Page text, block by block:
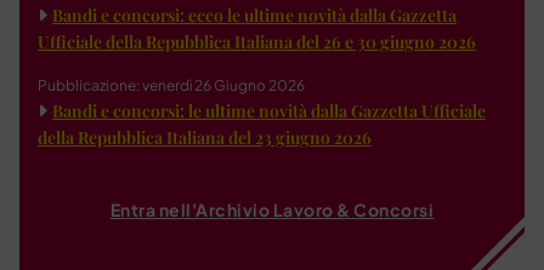
Bandi e concorsi: ecco le ultime novità dalla Gazzetta
Ufficiale della Repubblica Italiana del 26 e 30 giugno 2026
Pubblicazione: venerdì 26 Giugno 2026
Bandi e concorsi: le ultime novità dalla Gazzetta Ufficiale
della Repubblica Italiana del 23 giugno 2026
Entra nell'Archivio Lavoro & Concorsi